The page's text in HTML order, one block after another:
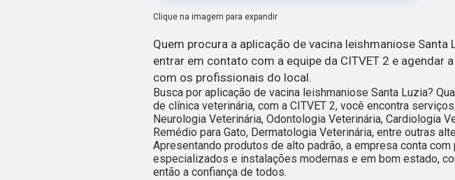
Clique na imagem para expandir
Quem procura a aplicação de vacina leishmaniose Santa
entrar em contato com a equipe da CITVET 2 e agendar
com os profissionais do local.
Busca por aplicação de vacina leishmaniose Santa Luzia?
de clínica veterinária, com a CITVET 2, você encontra
Neurologia Veterinária, Odontologia Veterinária, Cardiologia
Remédio para Gato, Dermatologia Veterinária, entre outras
Apresentando produtos de alto padrão, a empresa conta
especializados e instalações modernas e em bom estado,
então a confiança de todos.